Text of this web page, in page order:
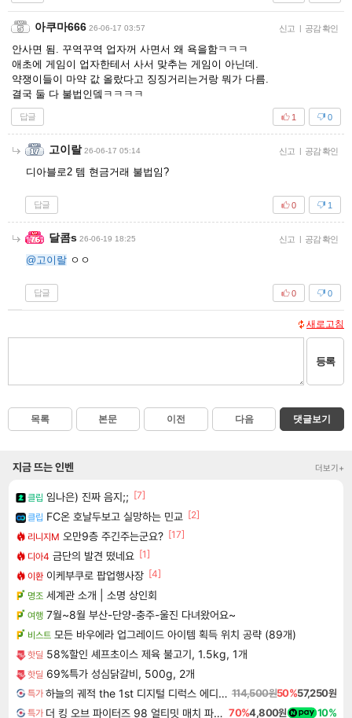
아쿠마666 26-06-17 03:57 신고 | 공감 확인
안사면 됨. 꾸역꾸역 업자꺼 사면서 왜 욕을함ㅋㅋㅋ
애초에 게임이 업자한테서 사서 맞추는 게임이 아닌데.
약쟁이들이 마약 값 올랐다고 징징거리는거랑 뭐가 다름.
결국 둘 다 불법인뎈ㅋㅋㅋㅋ
답글 0
1
고이랄 26-06-17 05:14 신고 | 공감 확인
디아블로2 템 현금거래 불법임?
답글 1
0
달콤s 26-06-19 18:25 신고 | 공감 확인
@고이랄 ㅇㅇ
답글 0
0
새로고침
등록
목록 본문 이전 다음 댓글보기
지금 뜨는 인벤 더보기+
클립 임나은) 진짜 음지;; [7]
클립 FC온 호날두보고 실망하는 민교 [2]
리니지M 오만9층 주긴주는군요? [17]
디아4 금단의 발견 떴네요 [1]
이환 이케부쿠로 팝업행사장 [4]
명조 세계관 소개 | 소명 상인회
여행 7월~8월 부산-단양-충주-울진 다녀왔어요~
비스트 모든 바우에라 업그레이드 아이템 획득 위치 공략 (89개)
핫딜 58%할인 셰프초이스 제육 불고기, 1.5kg, 1개
핫딜 69%특가 성심닭갈비, 500g, 2개
특가 하늘의 궤적 the 1st 디지털 디럭스 에디션 Sora no Kiseki the 1st Digital Deluxe Edition 114,500원50%57,250원
특가 더 킹 오브 파이터즈 98 얼티밋 매치 파이널 에디션 THE KING OF FIGHTERS 98 ULTIMATE MATCH FINAL EDITION 70%4,800원 10%